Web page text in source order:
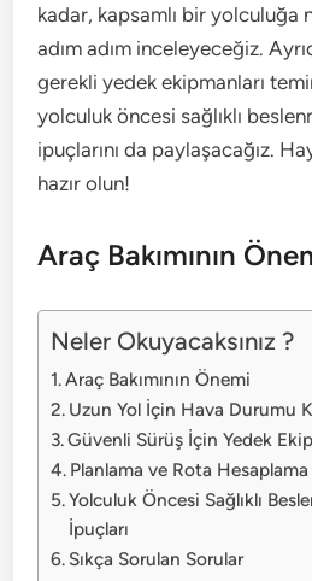
kadar, kapsamlı bir yolculuğa
adım adım inceleyeceğiz.
gerekli yedek ekipmanları
yolculuk öncesi sağlıklı
ipuçlarını da paylaşacağız.
hazır olun!
Araç Bakımının
Neler Okuyacaksınız ?
Araç Bakımının Önemi
Uzun Yol İçin Hava Durumu
Güvenli Sürüş İçin Yedek
Planlama ve Rota Hesaplama
Yolculuk Öncesi Sağlıklı
İpuçları
Sıkça Sorulan Sorular